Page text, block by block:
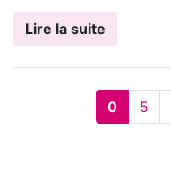
Lire la suite
0 5